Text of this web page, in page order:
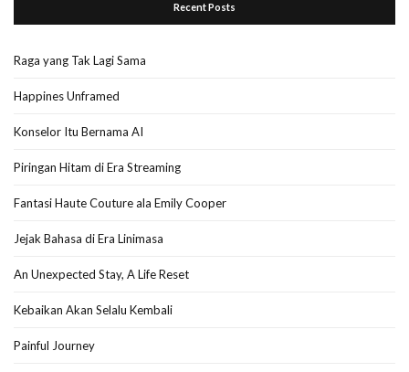
Recent Posts
Raga yang Tak Lagi Sama
Happines Unframed
Konselor Itu Bernama AI
Piringan Hitam di Era Streaming
Fantasi Haute Couture ala Emily Cooper
Jejak Bahasa di Era Linimasa
An Unexpected Stay, A Life Reset
Kebaikan Akan Selalu Kembali
Painful Journey